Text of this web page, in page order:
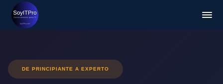
DE PRINCIPIANTE A EXPERTO